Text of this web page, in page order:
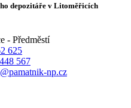
depozitáře v Litoměřicích
- Předměstí
625
567
np.cz